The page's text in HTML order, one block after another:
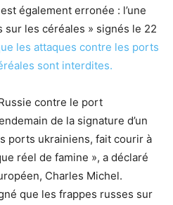
également erronée : l’une
sur les céréales » signés le 22
les attaques contre les ports
sont interdites.
contre le port
de la signature d’un
ports ukrainiens, fait courir à
réel de famine », a déclaré
Charles Michel.
que les frappes russes sur